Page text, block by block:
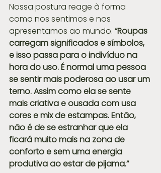
Nossa postura reage à forma
como nos sentimos e nos
apresentamos ao mundo. “Roupas
carregam significados e símbolos,
e isso passa para o indivíduo na
hora do uso. É normal uma pessoa
se sentir mais poderosa ao usar um
terno. Assim como ela se sente
mais criativa e ousada com usa
cores e mix de estampas. Então,
não é de se estranhar que ela
ficará muito mais na zona de
conforto e sem uma energia
produtiva ao estar de pijama.”